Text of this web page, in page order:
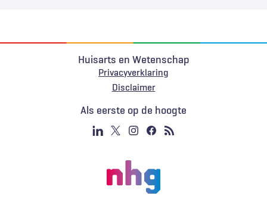
Huisarts en Wetenschap
Privacyverklaring
Voet
Disclaimer
Als eerste op de hoogte